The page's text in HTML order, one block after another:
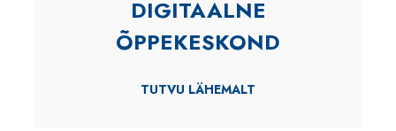
DIGITAALNE
ÕPPEKESKOND
TUTVU LÄHEMALT